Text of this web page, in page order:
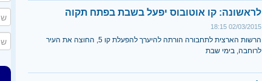
לראשונה: קו אוטובוס יפעל בשבת בפתח תקוה
02/03/2015 18:15
הרשות הארצית לתחבורה הורתה להיערך להפעלת קו 5, החוצה את העיר
לרוחבה, בימי שבת